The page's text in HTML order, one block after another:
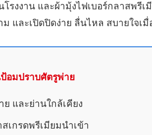
รงงาน และผ้ามุ้งไฟเบอร์กลาสพรี
และเปิดปิดง่าย ลื่นไหล สบายใจเมื่
อมปราบศัตรูพ่าย
และย่านใกล้เคียง
เกรดพรีเมียมนำเข้า